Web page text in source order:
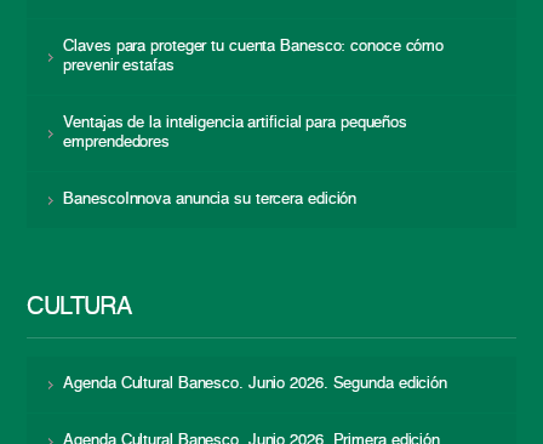
Claves para proteger tu cuenta Banesco: conoce cómo
prevenir estafas
Ventajas de la inteligencia artificial para pequeños
emprendedores
BanescoInnova anuncia su tercera edición
CULTURA
Agenda Cultural Banesco. Junio 2026. Segunda edición